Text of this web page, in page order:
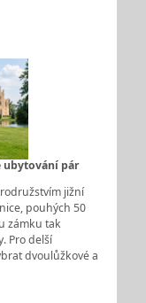
ubytování pár
jižní
pouhých 50
zámku tak
Pro delší
dvoulůžkové a